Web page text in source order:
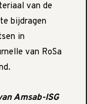
van de
bijdragen
in
van RoSa
Amsab-ISG